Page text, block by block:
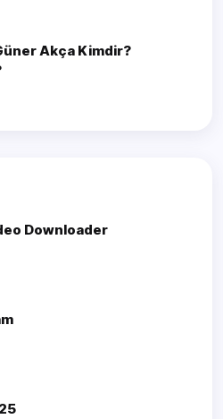
Akça Kimdir?
Downloader